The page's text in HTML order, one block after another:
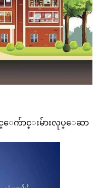
ေက်ာင္းမ်ားလုပ္ေဆာ